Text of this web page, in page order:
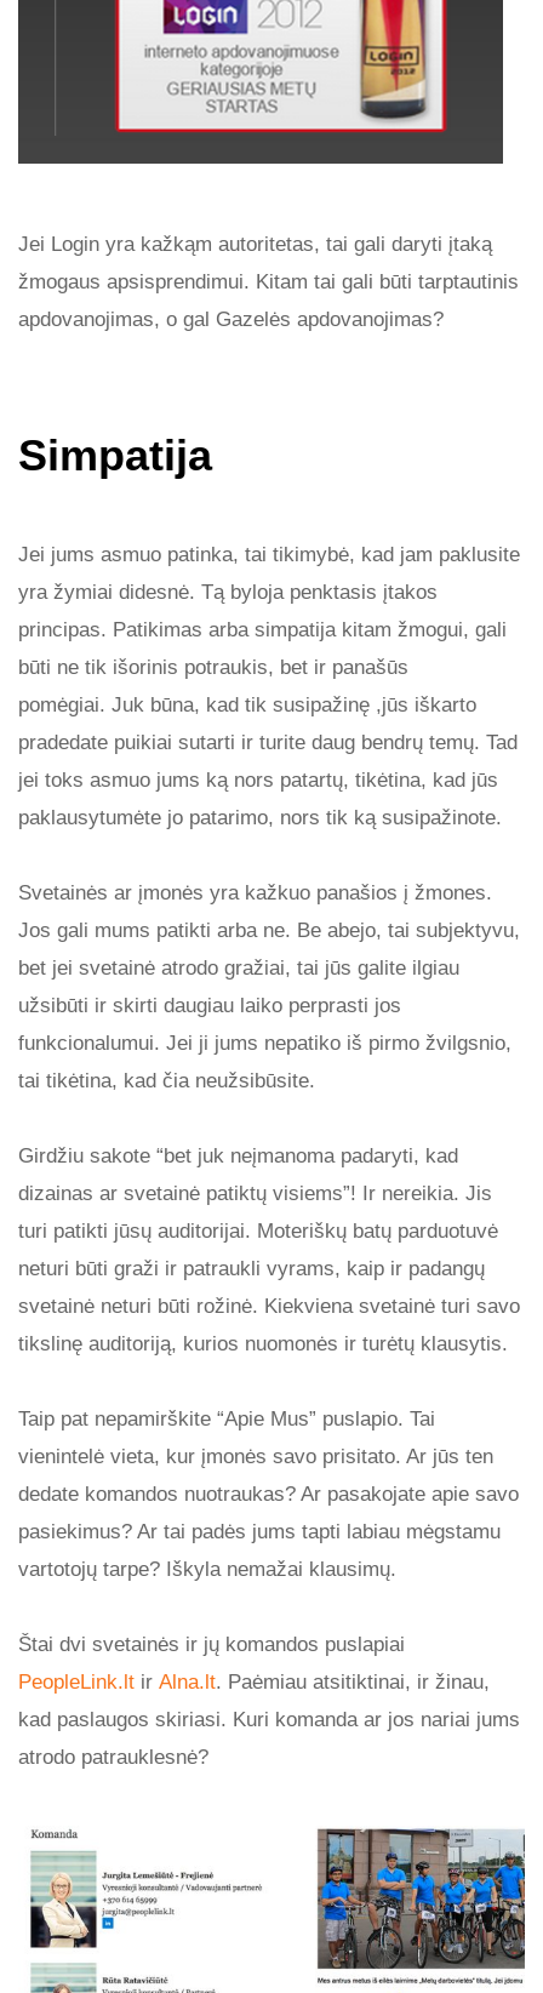
Jei Login yra kažkąm autoritetas, tai gali daryti įtaką
žmogaus apsisprendimui. Kitam tai gali būti tarptautinis
apdovanojimas, o gal Gazelės apdovanojimas?
Simpatija
Jei jums asmuo patinka, tai tikimybė, kad jam paklusite
yra žymiai didesnė. Tą byloja penktasis įtakos
principas. Patikimas arba simpatija kitam žmogui, gali
būti ne tik išorinis potraukis, bet ir panašūs
pomėgiai. Juk būna, kad tik susipažinę ,jūs iškarto
pradedate puikiai sutarti ir turite daug bendrų temų. Tad
jei toks asmuo jums ką nors patartų, tikėtina, kad jūs
paklausytumėte jo patarimo, nors tik ką susipažinote.
Svetainės ar įmonės yra kažkuo panašios į žmones.
Jos gali mums patikti arba ne. Be abejo, tai subjektyvu,
bet jei svetainė atrodo gražiai, tai jūs galite ilgiau
užsibūti ir skirti daugiau laiko perprasti jos
funkcionalumui. Jei ji jums nepatiko iš pirmo žvilgsnio,
tai tikėtina, kad čia neužsibūsite.
Girdžiu sakote “bet juk neįmanoma padaryti, kad
dizainas ar svetainė patiktų visiems”! Ir nereikia. Jis
turi patikti jūsų auditorijai. Moteriškų batų parduotuvė
neturi būti graži ir patraukli vyrams, kaip ir padangų
svetainė neturi būti rožinė. Kiekviena svetainė turi savo
tikslinę auditoriją, kurios nuomonės ir turėtų klausytis.
Taip pat nepamirškite “Apie Mus” puslapio. Tai
vienintelė vieta, kur įmonės savo prisitato. Ar jūs ten
dedate komandos nuotraukas? Ar pasakojate apie savo
pasiekimus? Ar tai padės jums tapti labiau mėgstamu
vartotojų tarpe? Iškyla nemažai klausimų.
Štai dvi svetainės ir jų komandos puslapiai
PeopleLink.lt ir Alna.lt. Paėmiau atsitiktinai, ir žinau,
kad paslaugos skiriasi. Kuri komanda ar jos nariai jums
atrodo patrauklesnė?